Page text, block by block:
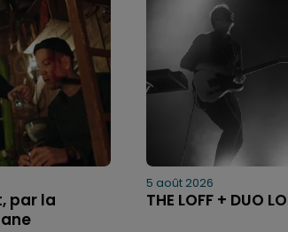
par la
5 août 2026
THE LOFF + DUO